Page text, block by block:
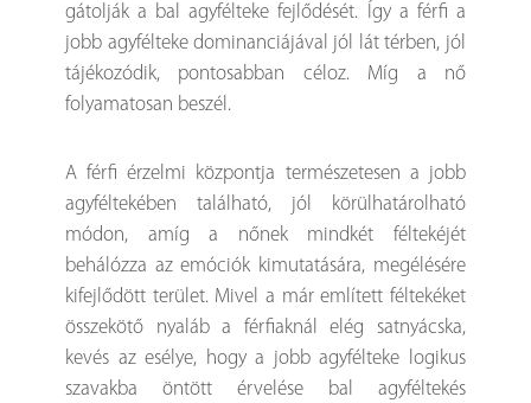
gátolják a bal agyfélteke fejlődését. Így a férfi a
jobb agyfélteke dominanciájával jól lát térben, jól
tájékozódik, pontosabban céloz. Míg a nő
folyamatosan beszél.
A férfi érzelmi központja természetesen a jobb
agyféltekében található, jól körülhatárolható
módon, amíg a nőnek mindkét féltekéjét
behálózza az emóciók kimutatására, megélésére
kifejlődött terület. Mivel a már említett féltekéket
összekötő nyaláb a férfiaknál elég satnyácska,
kevés az esélye, hogy a jobb agyfélteke logikus
szavakba öntött érvelése bal agyféltekés